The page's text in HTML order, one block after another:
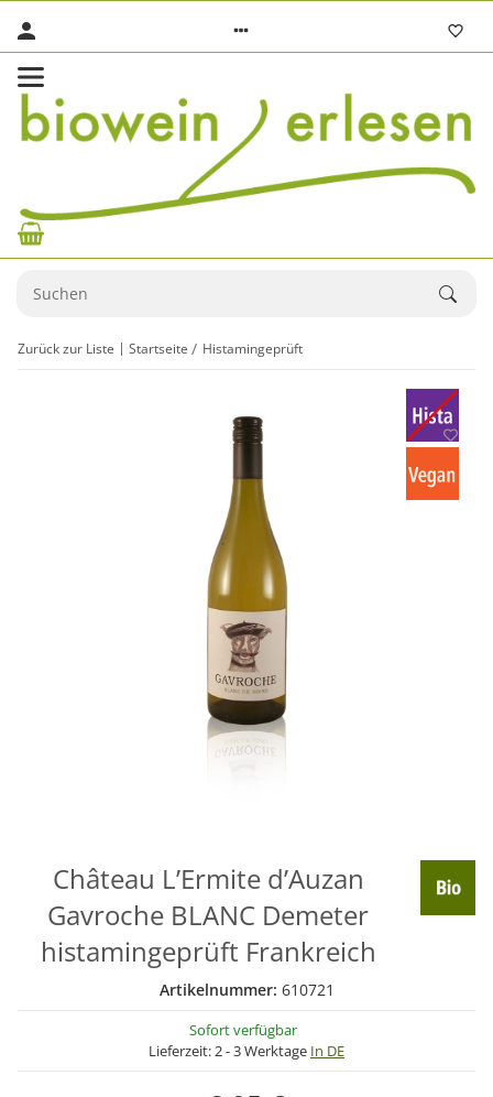
Zurück zur Liste Startseite Histamingeprüft
Château L’Ermite d’Auzan
Gavroche BLANC Demeter
histamingeprüft Frankreich
Artikelnummer: 610721
Sofort verfügbar
Lieferzeit:2 - 3 Werktage In DE